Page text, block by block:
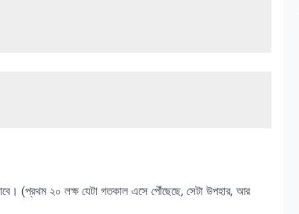
(প্রথম ২০ লক্ষ যেটা গতকাল এসে পৌঁছেছে, সেটা উপহার, আর